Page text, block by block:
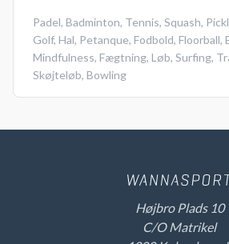
Padel, Badminton, Tennis, Squash,
Golf, Hal, Petanque, Fodbold, Floorball,
Mindfulness, Fægtning, Løb, Surfing,
Skøjteløb, Bowling
Højbro Plads 10
C/O Matrikel